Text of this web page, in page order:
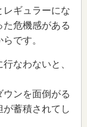
レギュラーにな
危機感がある
です。
なわないと、
ンを面倒がる
蓄積されてし